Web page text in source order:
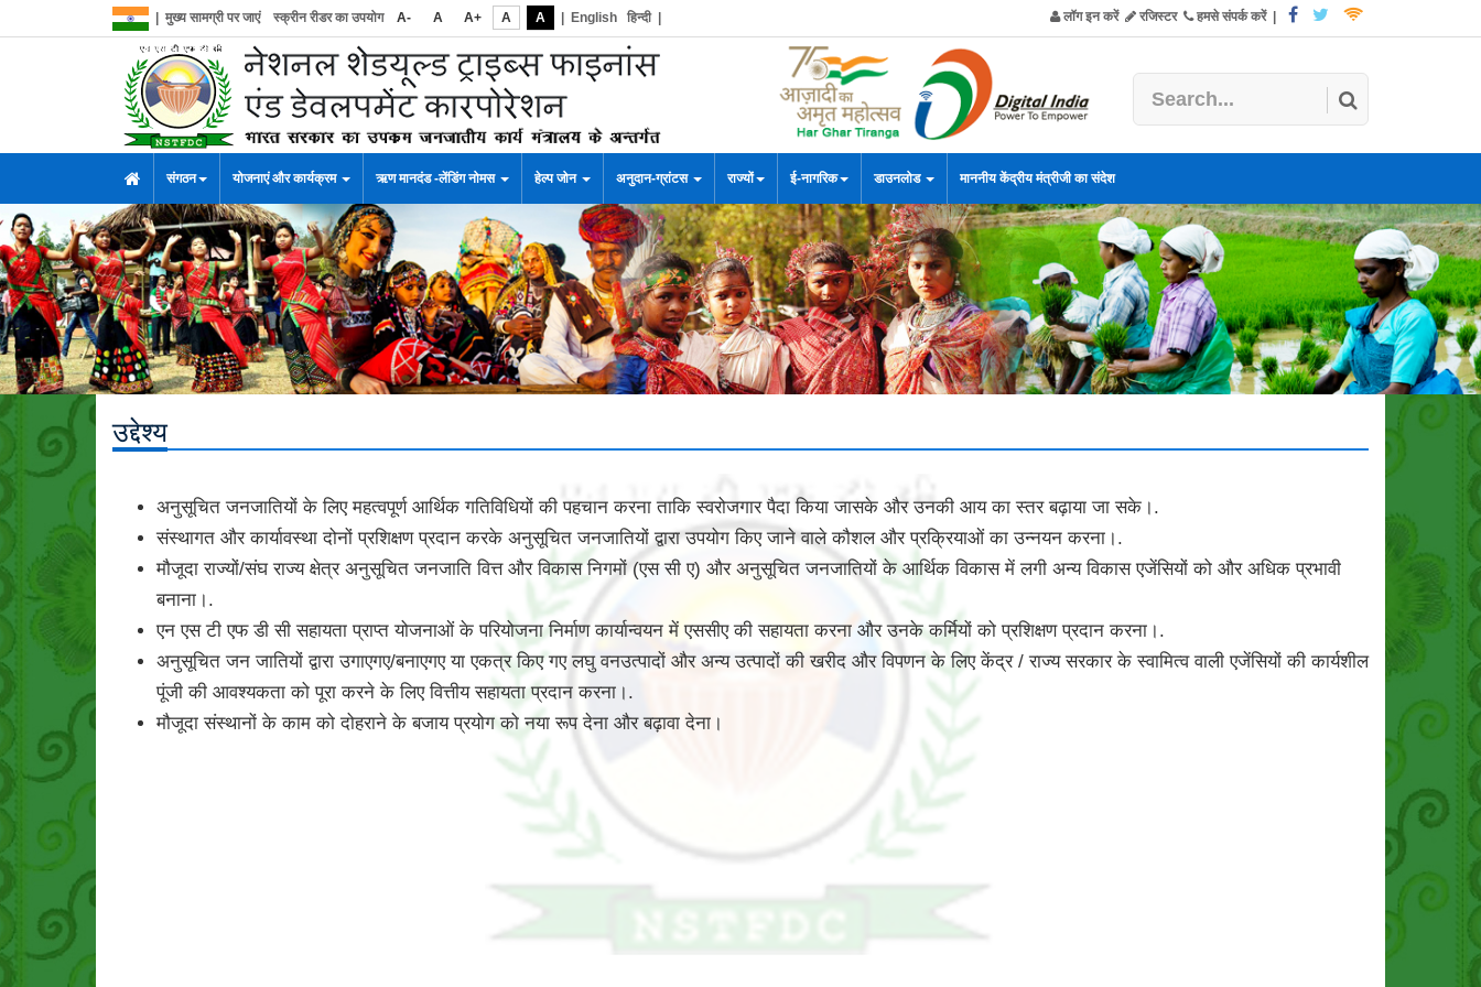
मुख्य सामग्री पर जाएं स्क्रीन रीडर का उपयोग A- A A+ A A English हिन्दी| लॉग इन करें रजिस्टर हमसे संपर्क करें|
संगठन योजनाएं और कार्यक्रम ऋण मानदंड -लेंडिंग नोमस हेल्प जोन अनुदान-ग्रांटस राज्यों ई-नागरिक डाउनलोड माननीय केंद्रीय मंत्रीजी का संदेश
उद्देश्य
अनुसूचित जनजातियों के लिए महत्वपूर्ण आर्थिक गतिविधियों की पहचान करना ताकि स्वरोजगार पैदा किया जासके और उनकी आय का स्तर बढ़ाया जा सके।.
संस्थागत और कार्यावस्‍था दोनों प्रशिक्षण प्रदान करके अनुसूचित जनजातियों द्वारा उपयोग किए जाने वाले कौशल और प्रक्रियाओं का उन्नयन करना।.
मौजूदा राज्यों/संघ राज्य क्षेत्र अनुसूचित जनजाति वित्त और विकास निगमों (एस सी ए) और अनुसूचित जनजातियों के आर्थिक विकास में लगी अन्य विकास एजेंसियों को और अधिक प्रभावी
बनाना।.
एन एस टी एफ डी सी सहायता प्राप्त योजनाओं के परियोजना निर्माण कार्यान्वयन में एससीए की सहायता करना और उनके कर्मियों को प्रशिक्षण प्रदान करना।.
अनुसूचित जन जातियों द्वारा उगाएगए/बनाएगए या एकत्र किए गए लघु वनउत्पादों और अन्य उत्पादों की खरीद और विपणन के लिए केंद्र / राज्य सरकार के स्वामित्व वाली एजेंसियों की कार्यशील
पूंजी की आवश्यकता को पूरा करने के लिए वित्तीय सहायता प्रदान करना।.
मौजूदा संस्थानों के काम को दोहराने के बजाय प्रयोग को नया रूप देना और बढ़ावा देना।